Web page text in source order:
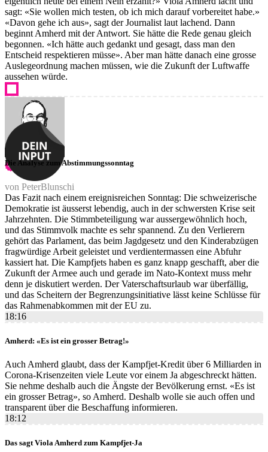
sagt: «Sie wollen mich testen, ob ich mich darauf vorbereitet habe.»
«Davon gehe ich aus», sagt der Journalist laut lachend. Dann
beginnt Amherd mit der Antwort. Sie hätte die Rede genau gleich
begonnen. «Ich hätte auch gedankt und gesagt, dass man den
Entscheid respektieren müsse». Aber man hätte danach eine grosse
Auslegeordnung machen müssen, wie die Zukunft der Luftwaffe
aussehen würde.
Die Analyse zum Abstimmungssonntag
von PeterBlunschi
Das Fazit nach einem ereignisreichen Sonntag: Die schweizerische
Demokratie ist äusserst lebendig, auch in der schwersten Krise seit
Jahrzehnten. Die Stimmbeteiligung war aussergewöhnlich hoch,
und das Stimmvolk machte es sehr spannend. Zu den Verlierern
gehört das Parlament, das beim Jagdgesetz und den Kinderabzügen
fragwürdige Arbeit geleistet und verdientermassen eine Abfuhr
kassiert hat. Die Kampfjets haben es ganz knapp geschafft, aber die
Zukunft der Armee auch und gerade im Nato-Kontext muss mehr
denn je diskutiert werden. Der Vaterschaftsurlaub war überfällig,
und das Scheitern der Begrenzungsinitiative lässt keine Schlüsse für
das Rahmenabkommen mit der EU zu.
18:16
Amherd: «Es ist ein grosser Betrag!»
Auch Amherd glaubt, dass der Kampfjet-Kredit über 6 Milliarden in
Corona-Krisenzeiten viele Leute vor einem Ja abgeschreckt hätten.
Sie nehme deshalb auch die Ängste der Bevölkerung ernst. «Es ist
ein grosser Betrag», so Amherd. Deshalb wolle sie auch offen und
transparent über die Beschaffung informieren.
18:12
Das sagt Viola Amherd zum Kampfjet-Ja